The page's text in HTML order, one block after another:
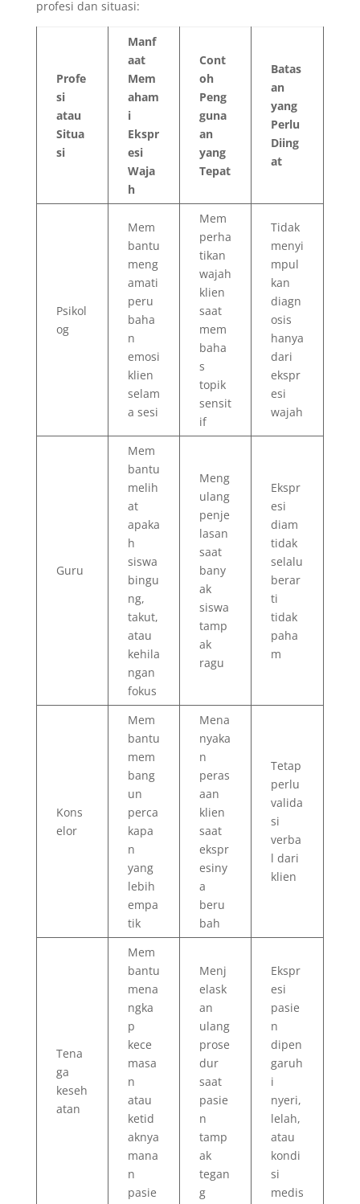
profesi dan situasi:
Profe
si
atau
Situa
si
Manf
aat
Mem
aham
i
Ekspr
esi
Waja
h
Cont
oh
Peng
guna
an
yang
Tepat
Batas
an
yang
Perlu
Diing
at
Psikol
og
Mem
bantu
meng
amati
peru
baha
n
emosi
klien
selam
a sesi
Mem
perha
tikan
wajah
klien
saat
mem
baha
s
topik
sensit
if
Tidak
menyi
mpul
kan
diagn
osis
hanya
dari
ekspr
esi
wajah
Guru
Mem
bantu
melih
at
apaka
h
siswa
bingu
ng,
takut,
atau
kehila
ngan
fokus
Meng
ulang
penje
lasan
saat
bany
ak
siswa
tamp
ak
ragu
Ekspr
esi
diam
tidak
selalu
berar
ti
tidak
paha
m
Kons
elor
Mem
bantu
mem
bang
un
perca
kapa
n
yang
lebih
empa
tik
Mena
nyaka
n
peras
aan
klien
saat
ekspr
esiny
a
beru
bah
Tetap
perlu
valida
si
verba
l dari
klien
Tena
ga
keseh
atan
Mem
bantu
mena
ngka
p
kece
masa
n
atau
ketid
aknya
mana
n
pasie
Menj
elask
an
ulang
prose
dur
saat
pasie
n
tamp
ak
tegan
g
Ekspr
esi
pasie
n
dipen
garuh
i
nyeri,
lelah,
atau
kondi
si
medis